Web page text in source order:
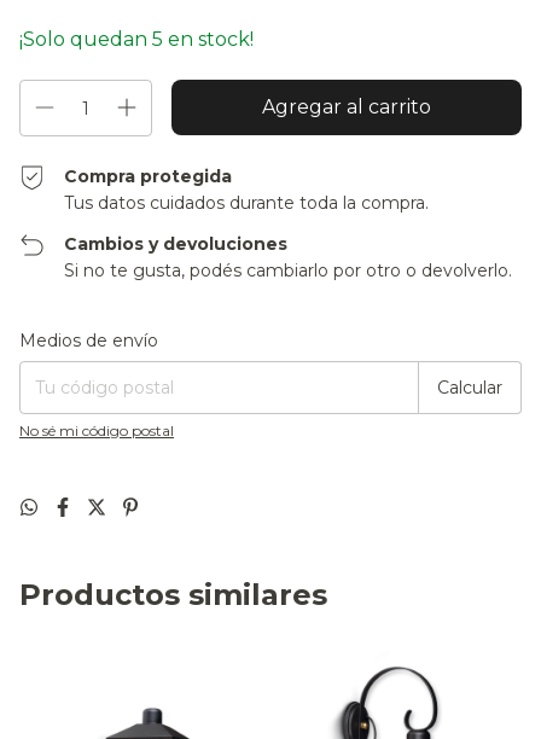
¡Solo quedan 5 en stock!
Compra protegida
Tus datos cuidados durante toda la compra.
Cambios y devoluciones
Si no te gusta, podés cambiarlo por otro o devolverlo.
Entregas para el CP:
Medios de envío
Calcular
No sé mi código postal
Productos similares